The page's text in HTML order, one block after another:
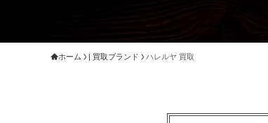
ホーム | 買取ブランド ハレルヤ 買取